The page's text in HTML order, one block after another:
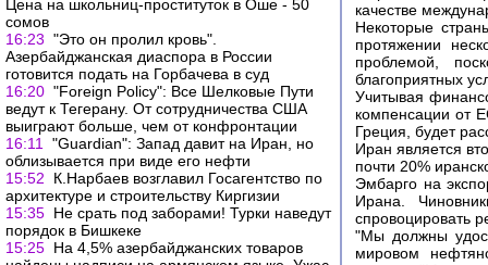
Цена на школьниц-проституток в Оше - 50
сомов
16:23 "Это он пролил кровь".
Азербайджанская диаспора в России
готовится подать на Горбачева в суд
16:20 "Foreign Policy": Все Шелковые Пути
ведут к Тегерану. От сотрудничества США
выиграют больше, чем от конфронтации
16:11
"Guardian": Запад давит на Иран, но
облизывается при виде его нефти
15:52
К.Нарбаев возглавил Госагентство по
архитектуре и строительству Киргизии
15:35 Не срать под заборами! Турки наведут
порядок в Бишкеке
15:25 На 4,5% азербайджанских товаров
качестве
Некоторые
протяжении
проблемой,
благоприятных
Учитывая
компенсации от
Греция, будет
Иран является
почти 20%
Эмбарго на
Ирана.
спровоцировать
"Мы должны
мировом